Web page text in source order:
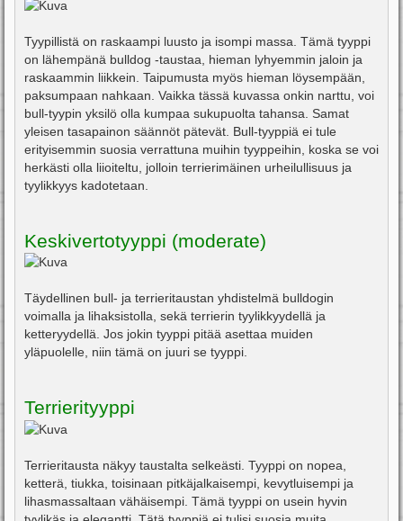
Tyypillistä on raskaampi luusto ja isompi massa. Tämä tyyppi
on lähempänä bulldog -taustaa, hieman lyhyemmin jaloin ja
raskaammin liikkein. Taipumusta myös hieman löysempään,
paksumpaan nahkaan. Vaikka tässä kuvassa onkin narttu, voi
bull-tyypin yksilö olla kumpaa sukupuolta tahansa. Samat
yleisen tasapainon säännöt pätevät. Bull-tyyppiä ei tule
erityisemmin suosia verrattuna muihin tyyppeihin, koska se voi
herkästi olla liioiteltu, jolloin terrierimäinen urheilullisuus ja
tyylikkyys kadotetaan.
Keskivertotyyppi (moderate)
Täydellinen bull- ja terrieritaustan yhdistelmä bulldogin
voimalla ja lihaksistolla, sekä terrierin tyylikkyydellä ja
ketteryydellä. Jos jokin tyyppi pitää asettaa muiden
yläpuolelle, niin tämä on juuri se tyyppi.
Terrierityyppi
Terrieritausta näkyy taustalta selkeästi. Tyyppi on nopea,
ketterä, tiukka, toisinaan pitkäjalkaisempi, kevytluisempi ja
lihasmassaltaan vähäisempi. Tämä tyyppi on usein hyvin